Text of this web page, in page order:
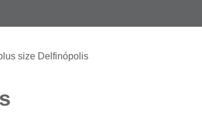
Masculina Estampada
size Delfinópolis